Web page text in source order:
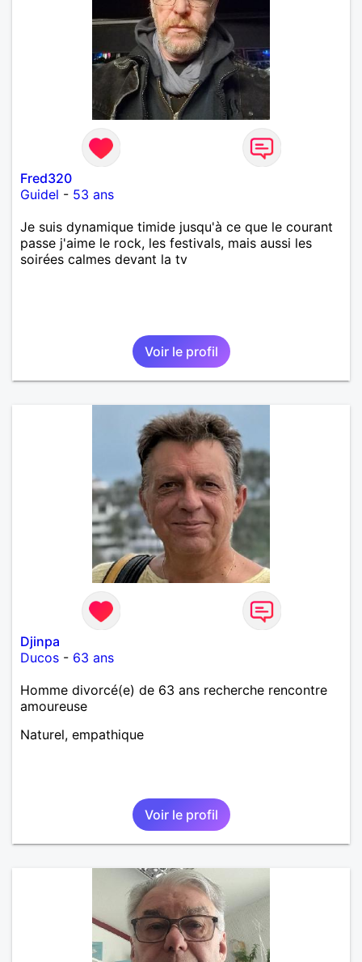
Fred320
Guidel - 53 ans
Je suis dynamique timide jusqu'à ce que le courant
passe j'aime le rock, les festivals, mais aussi les
soirées calmes devant la tv
Voir le profil
Djinpa
Ducos - 63 ans
Homme divorcé(e) de 63 ans recherche rencontre
amoureuse
Naturel, empathique
Voir le profil